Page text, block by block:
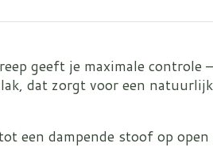
geeft je maximale controle
dat zorgt voor een
een dampende stoof op open